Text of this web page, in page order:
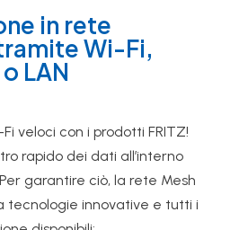
in rete
Wi-Fi,
LAN
veloci con i prodotti FRITZ!
rapido dei dati all’interno
garantire ciò, la rete Mesh
tecnologie innovative e tutti i